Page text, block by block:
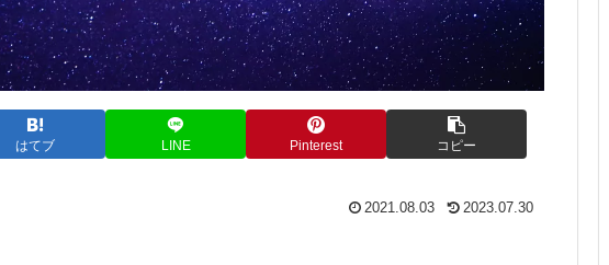
はてブ LINE Pinterest コピー
2021.08.03 2023.07.30